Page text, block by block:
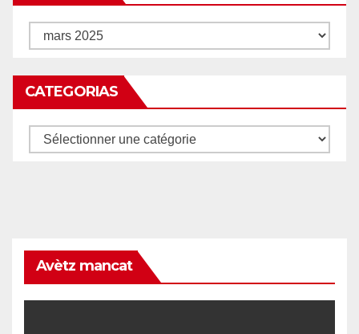
Archives
CATEGORIAS
Categorias
Avètz mancat